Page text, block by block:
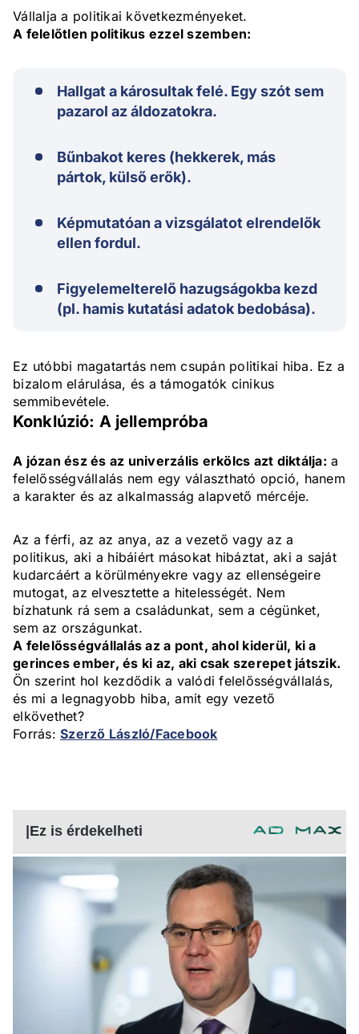
Vállalja a politikai következményeket.
A felelőtlen politikus ezzel szemben:
Hallgat a károsultak felé. Egy szót sem
pazarol az áldozatokra.
Bűnbakot keres (hekkerek, más
pártok, külső erők).
Képmutatóan a vizsgálatot elrendelők
ellen fordul.
Figyelemelterelő hazugságokba kezd
(pl. hamis kutatási adatok bedobása).
Ez utóbbi magatartás nem csupán politikai hiba. Ez a
bizalom elárulása, és a támogatók cinikus
semmibevétele.
Konklúzió: A jellempróba
A józan ész és az univerzális erkölcs azt diktálja: a
felelősségvállalás nem egy választható opció, hanem
a karakter és az alkalmasság alapvető mércéje.
Az a férfi, az az anya, az a vezető vagy az a
politikus, aki a hibáiért másokat hibáztat, aki a saját
kudarcáért a körülményekre vagy az ellenségeire
mutogat, az elvesztette a hitelességét. Nem
bízhatunk rá sem a családunkat, sem a cégünket,
sem az országunkat.
A felelősségvállalás az a pont, ahol kiderül, ki a
gerinces ember, és ki az, aki csak szerepet játszik.
Ön szerint hol kezdődik a valódi felelősségvállalás,
és mi a legnagyobb hiba, amit egy vezető
elkövethet?
Forrás: Szerző László/Facebook